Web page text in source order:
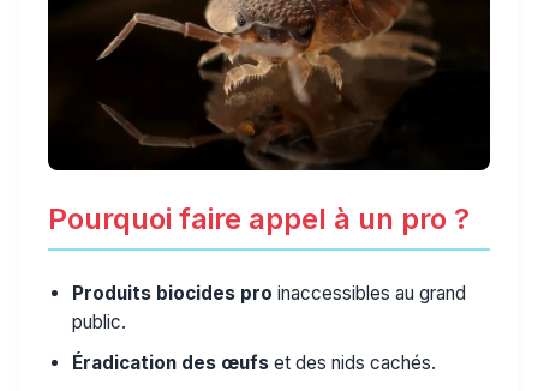
Pourquoi faire appel à un pro ?
Produits biocides pro inaccessibles au grand
public.
Éradication des œufs et des nids cachés.